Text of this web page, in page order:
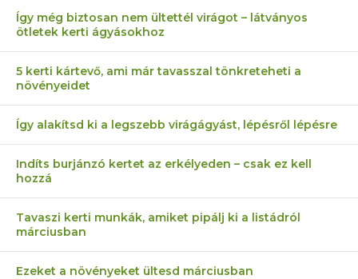
Így még biztosan nem ültettél virágot – látványos
ötletek kerti ágyásokhoz
5 kerti kártevő, ami már tavasszal tönkreteheti a
növényeidet
Így alakítsd ki a legszebb virágágyást, lépésről lépésre
Indíts burjánzó kertet az erkélyeden – csak ez kell
hozzá
Tavaszi kerti munkák, amiket pipálj ki a listádról
márciusban
Ezeket a növényeket ültesd márciusban